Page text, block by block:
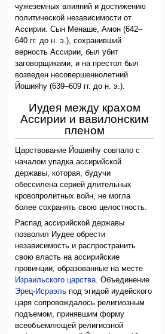
чужеземных влияний и достижению
политической независимости от
Ассирии. Сын Менаше, Амон (642–
640 гг. до н. э.), сохранивший
верность Ассирии, был убит
заговорщиками, и на престол был
возведен несовершеннолетний
Йошияhу (639–609 гг. до н. э.).
Иудея между крахом
Ассирии и вавилонским
пленом
Царствование Йошияhу совпало с
началом упадка ассирийской
державы, которая, будучи
обессилена серией длительных
кровопролитных войн, не могла
более сохранять свою целостность.
Распад ассирийской державы
позволил Иудее обрести
независимость и распространить
свою власть на ассирийские
провинции, образованные на месте
Израильского царства . Объединение
Эрец-Исраэль под эгидой иудейского
царя сопровождалось религиозным
подъемом, принявшим форму
всеобъемлющей религиозной